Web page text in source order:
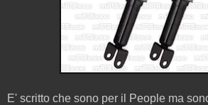
E' scritto che sono per il People ma